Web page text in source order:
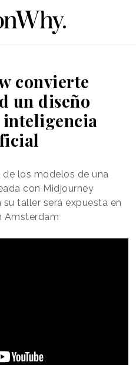
convierte
un diseño
inteligencia
los modelos de una
con Midjourney
taller será expuesta en
Amsterdam